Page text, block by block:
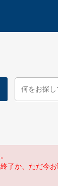
了か、ただ今